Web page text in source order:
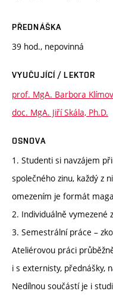
PŘEDNÁŠKA
39 hod., nepovinná
VYUČUJÍCÍ / LEKTOR
prof. MgA. Barbora
doc. MgA. Jiří Skála, Ph.D.
OSNOVA
1. Studenti si navzájem
společného zinu, každý z
omezením je formát
2. Individuálně vymezené
3. Semestrální práce –
Ateliérovou práci
i s externisty, přednášky,
Nedílnou součástí je i